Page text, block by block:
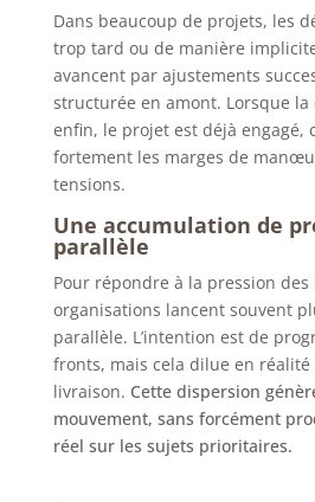
Dans beaucoup de projets, les
trop tard ou de manière
avancent par ajustements
structurée en amont. Lorsque
enfin, le projet est déjà engagé,
fortement les marges de
tensions.
Une accumulation de
parallèle
Pour répondre à la pression
organisations lancent souvent
parallèle. L’intention est de
fronts, mais cela dilue en réalité
livraison. Cette dispersion
mouvement, sans forcément
réel sur les sujets prioritaires.